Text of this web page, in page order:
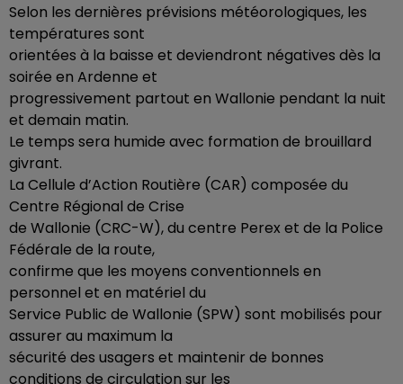
Selon les dernières prévisions météorologiques, les
températures sont
orientées à la baisse et deviendront négatives dès la
soirée en Ardenne et
progressivement partout en Wallonie pendant la nuit
et demain matin.
Le temps sera humide avec formation de brouillard
givrant.
La Cellule d’Action Routière (CAR) composée du
Centre Régional de Crise
de Wallonie (CRC-W), du centre Perex et de la Police
Fédérale de la route,
confirme que les moyens conventionnels en
personnel et en matériel du
Service Public de Wallonie (SPW) sont mobilisés pour
assurer au maximum la
sécurité des usagers et maintenir de bonnes
conditions de circulation sur les